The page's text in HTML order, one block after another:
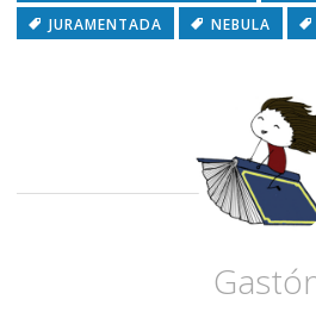
JURAMENTADA
NEBULA